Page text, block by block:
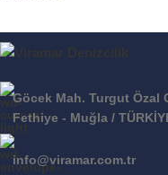
Göcek Mah. Turgut Özal
Fethiye - Muğla /
info@viramar.com.tr